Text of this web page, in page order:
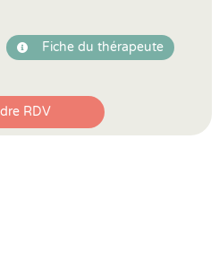
Fiche du thérapeute
RDV